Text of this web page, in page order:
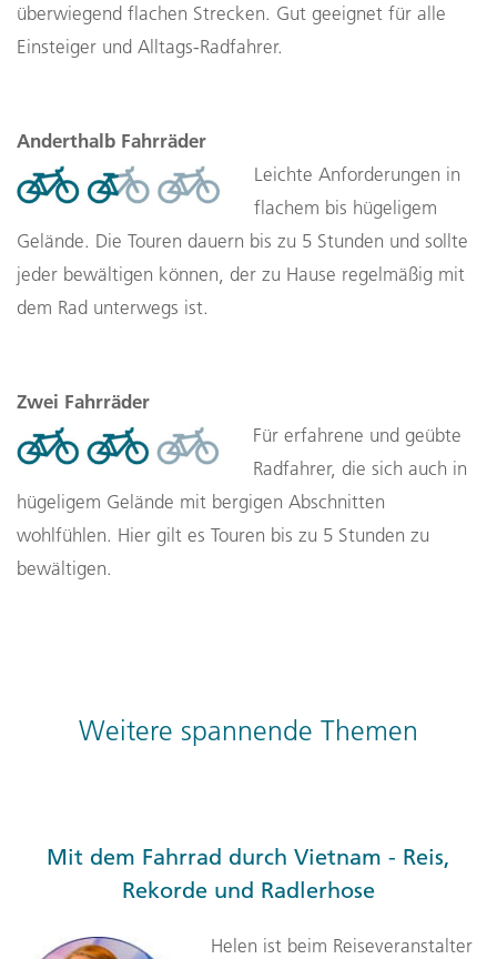
überwiegend flachen Strecken. Gut geeignet für alle
Einsteiger und Alltags-Radfahrer.
Anderthalb Fahrräder
Leichte Anforderungen in
flachem bis hügeligem
Gelände. Die Touren dauern bis zu 5 Stunden und sollte
jeder bewältigen können, der zu Hause regelmäßig mit
dem Rad unterwegs ist.
Zwei Fahrräder
Für erfahrene und geübte
Radfahrer, die sich auch in
hügeligem Gelände mit bergigen Abschnitten
wohlfühlen. Hier gilt es Touren bis zu 5 Stunden zu
bewältigen.
Weitere spannende Themen
Mit dem Fahrrad durch Vietnam - Reis,
Rekorde und Radlerhose
Helen ist beim Reiseveranstalter